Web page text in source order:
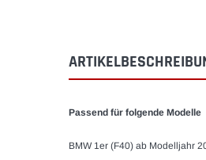
Passend für folgende Modelle
BMW 1er (F40) ab Modelljahr